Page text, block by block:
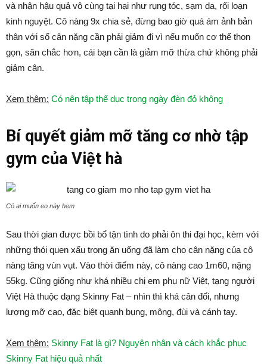
và nhận hậu quả vô cùng tại hại như rụng tóc, sạm da, rối loạn
kinh nguyệt. Cô nàng 9x chia sẻ, đừng bao giờ quá ám ảnh bản
thân với số cân nặng cần phải giảm đi vì nếu muốn cơ thể thon
gọn, săn chắc hơn, cái bạn cần là giảm mỡ thừa chứ không phải
giảm cân.
Xem thêm: Có nên tập thể dục trong ngày đèn đỏ không
Bí quyết giảm mỡ tăng cơ nhờ tập
gym của Việt hà
Có ai muốn eo này hem
Sau thời gian được bồi bổ tận tình do phải ôn thi đại học, kèm với
những thói quen xấu trong ăn uống đã làm cho cân nặng của cô
nàng tăng vùn vụt. Vào thời điểm này, cô nàng cao 1m60, nặng
55kg. Cũng giống như khá nhiều chị em phụ nữ Việt, tạng người
Việt Hà thuộc dạng Skinny Fat – nhìn thì khá cân đối, nhưng
lượng mỡ cao, đặc biệt quanh bụng, mông, đùi và cánh tay.
Xem thêm: Skinny Fat là gì? Nguyên nhân và cách khắc phục
Skinny Fat hiệu quả nhất